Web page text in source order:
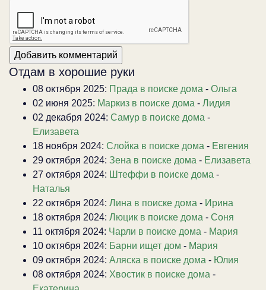
Отдам в хорошие руки
08 октября 2025: Прада в поиске дома - Ольга
02 июня 2025: Маркиз в поиске дома - Лидия
02 декабря 2024: Самур в поиске дома -
Елизавета
18 ноября 2024: Слойка в поиске дома - Евгения
29 октября 2024: Зена в поиске дома - Елизавета
27 октября 2024: Штеффи в поиске дома -
Наталья
22 октября 2024: Лина в поиске дома - Ирина
18 октября 2024: Люцик в поиске дома - Соня
11 октября 2024: Чарли в поиске дома - Мария
10 октября 2024: Барни ищет дом - Мария
09 октября 2024: Аляска в поиске дома - Юлия
08 октября 2024: Хвостик в поиске дома -